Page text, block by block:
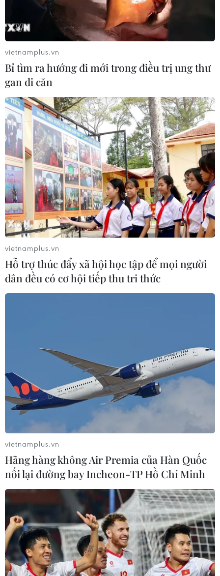
Kết quả Copa America 2024 mới nhất
24/6: Chủ nhà thắng trận ra quân
24/06/2024 03:29
Christian Pulisic tỏa sáng để giúp Đội tuyển Mỹ chiến
thắng ngày ra quân trước Bolivia, trong khi Uruguay
cũng khởi đầu thuận lợi tại Copa America 2024.
vietnamplus.vn
Bỉ tìm ra hướng đi mới trong điều trị ung thư
gan di căn
vietnamplus.vn
Hỗ trợ thúc đẩy xã hội học tập để mọi người
dân đều có cơ hội tiếp thu tri thức
vietnamplus.vn
Hãng hàng không Air Premia của Hàn Quốc
nối lại đường bay Incheon-TP Hồ Chí Minh